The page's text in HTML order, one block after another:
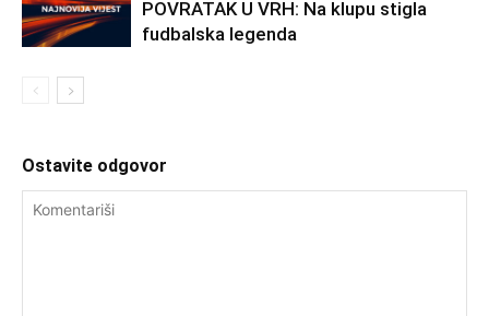
POVRATAK U VRH: Na klupu stigla
fudbalska legenda
Ostavite odgovor